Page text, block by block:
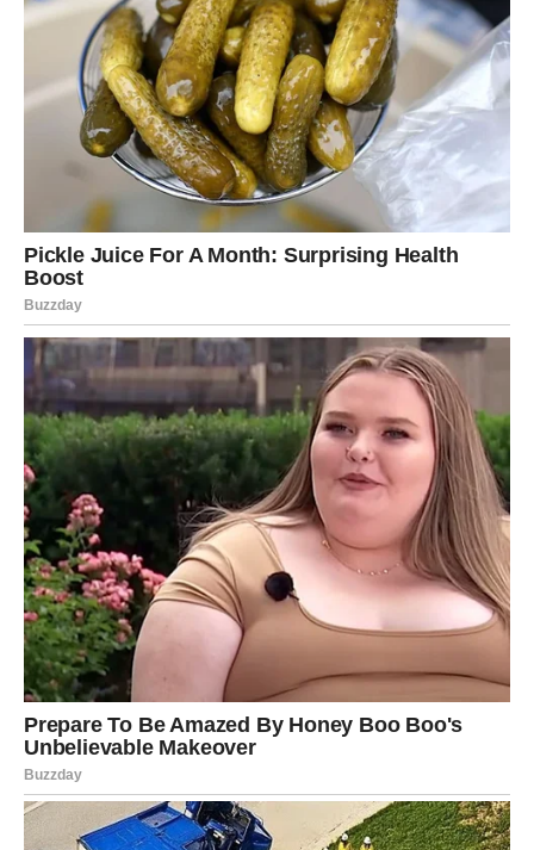
tuga. Ljubavne rane koje su nosili dugo nisu zarastale, a
pojedini su izgubili veru da će ikada više moći nekome
potpuno da veruju.
Bilo je izdaja, razočaranja i trenutaka kada je Rak davao
celu svoju dušu nekome ko to nije umeo da ceni. Upravo
zato je ovaj znak često plakao kada ga niko ne vidi. Noći
provedene u razmišljanju i analiziranju prošlosti ostavile
su trag na njegovom srcu.
Ali sada dolazi trenutak kada se sve menja.
Sudbina Rakovima sprema neverovatan emotivni
preokret. U njihov život ulazi osoba koja donosi mir,
sigurnost i osećaj pripadnosti. Za mnoge Rakove to će biti
povratak stare ljubavi koja je shvatila koliko je pogrešila.
Osoba koja ih je nekada izgubila sada će želeti novu
šansu.
Ono što je posebno zanimljivo jeste činjenica da će Rak
prvi put posle dugo vremena osetiti da ne mora da se bori
za nečiju pažnju. Ljubav koja dolazi biće iskrena, jaka i
sudbinska.
Rakovi koji su sami mogli bi veoma uskoro upoznati
osobu preko posla, prijatelja ili potpuno slučajno. Taj
susret menja sve. Od samog početka postojaće